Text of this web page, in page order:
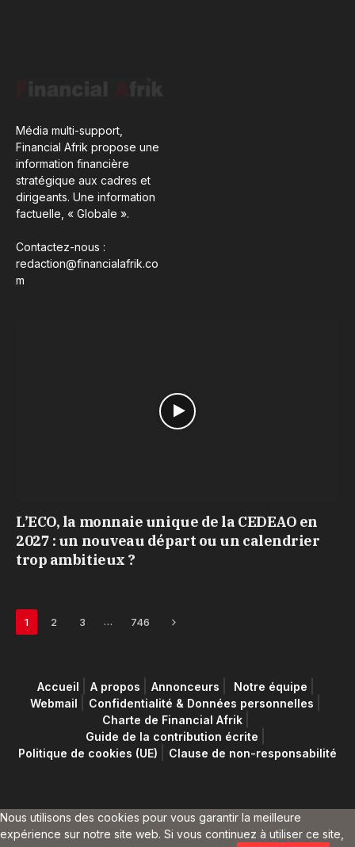
Média multi-support,
Financial Afrik propose une
information financière
stratégique aux cadres et
dirigeants. Une information
factuelle, « Globale ».
Contactez-nous :
redaction@financialafrik.co
m
L’ECO, la monnaie unique de la CEDEAO en
2027 : un nouveau départ ou un calendrier
trop ambitieux ?
1 2 3 … 746 Next
Accueil A propos Annonceurs
Notre équipe
Webmail
Confidentialité & Données personnelles
Charte de Financial Afrik
Guide de la contribution écrite
Politique de cookies (UE)
Clause de non-responsabilité
Nous utilisons des cookies pour vous garantir la meilleure
expérience sur notre site web. Si vous continuez à utiliser ce site,